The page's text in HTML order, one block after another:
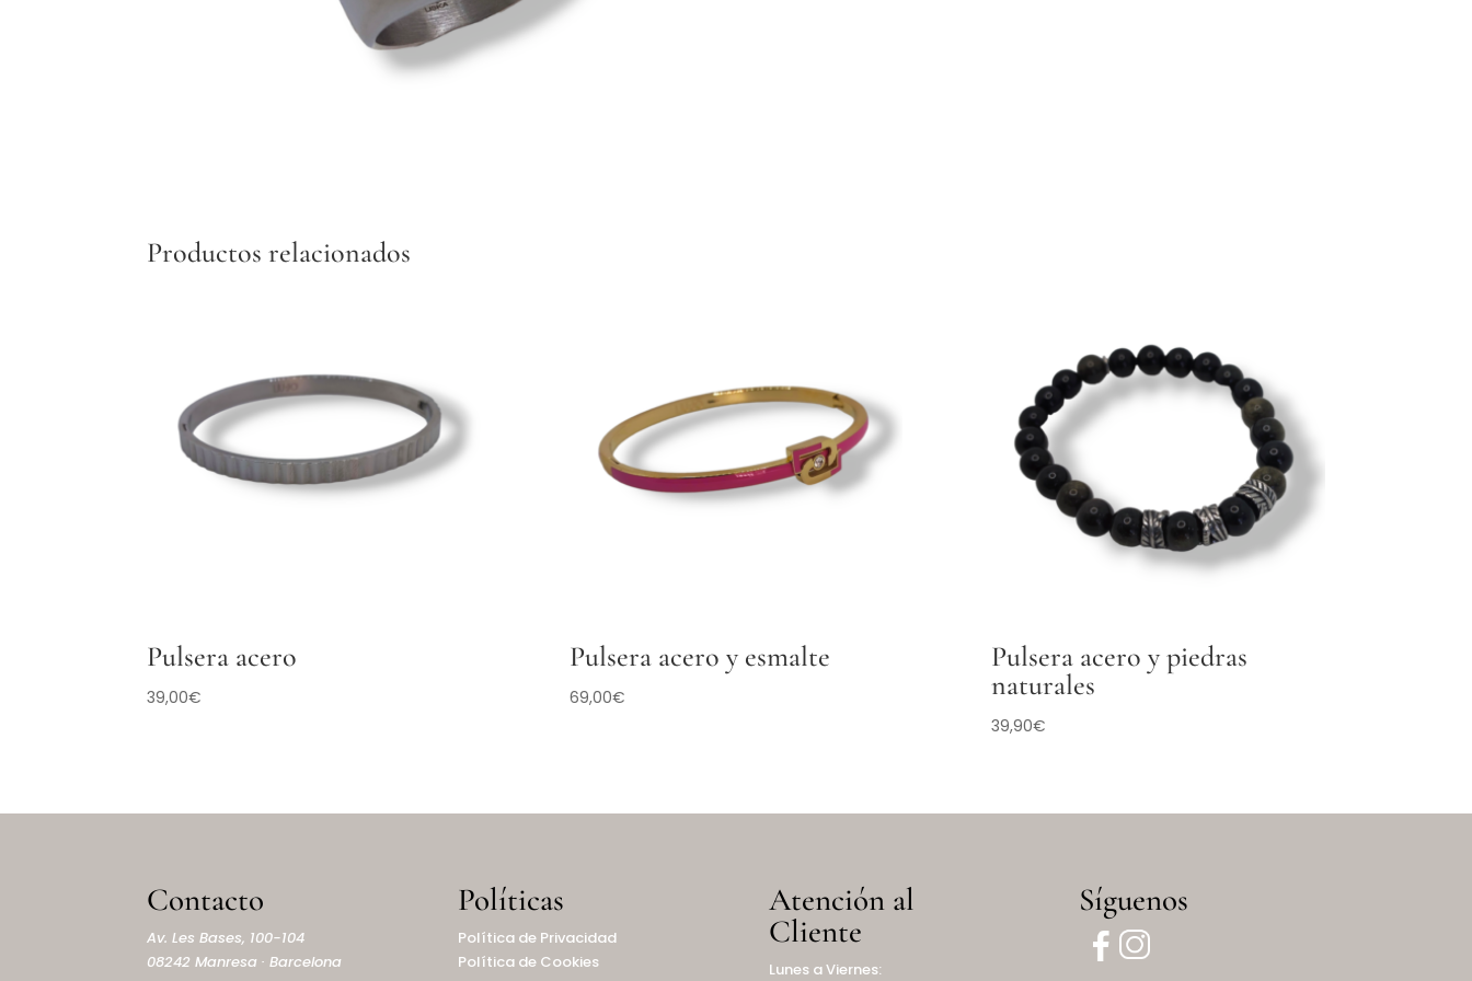
Productos relacionados
Pulsera acero
39,00€
Pulsera acero y esmalte
69,00€
Pulsera acero y piedras
naturales
39,90€
Contacto
Av. Les Bases, 100-104
08242 Manresa · Barcelona
Políticas
Política de Privacidad
Política de Cookies
Atención al
Cliente
Lunes a Viernes:
Síguenos